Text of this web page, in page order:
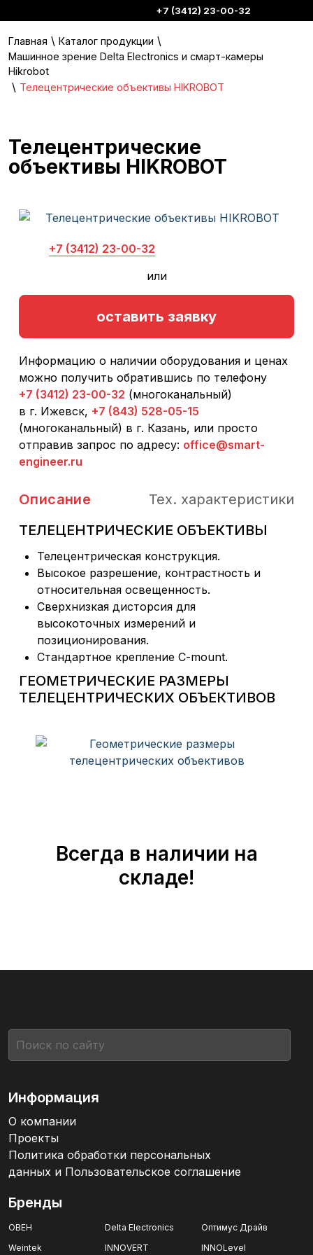
+7 (3412) 23-00-32
Главная \ Каталог продукции \
Машинное зрение Delta Electronics и смарт-камеры
Hikrobot
\ Телецентрические объективы HIKROBOT
Телецентрические
объективы HIKROBOT
+7 (3412) 23-00-32
или
оставить заявку
Информацию о наличии оборудования и ценах
можно получить обратившись по телефону
+7 (3412) 23-00-32 (многоканальный)
в г. Ижевск, +7 (843) 528-05-15
(многоканальный) в г. Казань, или просто
отправив запрос по адресу: office@smart-
engineer.ru
Описание
Тех. характеристики
ТЕЛЕЦЕНТРИЧЕСКИЕ ОБЪЕКТИВЫ
Телецентрическая конструкция.
Высокое разрешение, контрастность и
относительная освещенность.
Сверхнизкая дисторсия для
высокоточных измерений и
позиционирования.
Стандартное крепление C-mount.
ГЕОМЕТРИЧЕСКИЕ РАЗМЕРЫ
ТЕЛЕЦЕНТРИЧЕСКИХ ОБЪЕКТИВОВ
Всегда в наличии на
складе!
Информация
О компании
Проекты
Политика обработки персональных
данных и Пользовательское соглашение
Бренды
ОВЕН Delta Electronics
Оптимус Драйв
Weintek
INNOVERT INNOLevel